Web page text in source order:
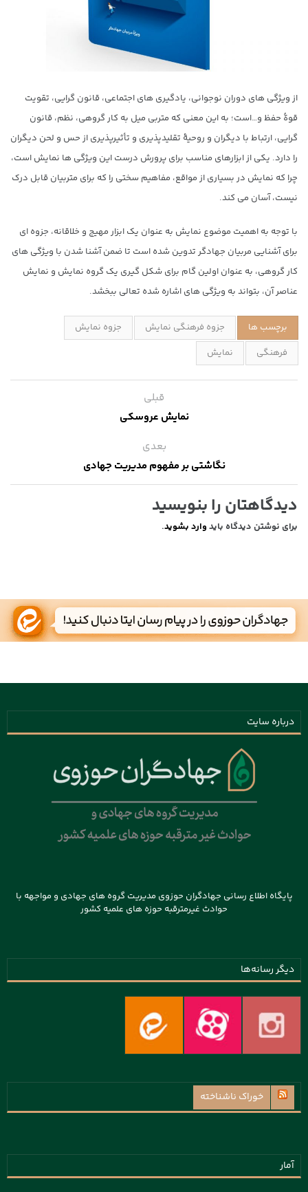
از ویژگی های دوران نوجوانی، یادگیری های اجتماعی، قانون گرایی، تقویت
قوۀ حفظ و…است؛ به این معنی که متربی میل به کار گروهی، نظم، قانون
گرایی، ارتباط با دیگران و روحیۀ تقلیدپذیری و تأثیرپذیری از حس و لحن دیگران
را دارد. یکی از ابزارهای مناسب برای پرورش درست این ویژگی ها نمایش است،
چرا که نمایش در بسیاری از مواقع، مفاهیم سختی را که برای متربیان قابل درک
نیست، آسان می کند.
با توجه به اهمیت موضوع نمایش به عنوان یک ابزار مهیج و خلاقانه، جزوه ای
برای آشنایی مربیان جهادگر تدوین شده است تا ضمن آشنا شدن با ویژگی های
کار گروهی، به عنوان اولین گام برای شکل گیری یک گروه نمایش و نمایش
عناصر آن، بتواند به ویژگی های اشاره شده تعالی ببخشد.
برچسب ها جزوه فرهنگی نمایش
جزوه نمایش
فرهنگی
نمایش
قبلی
نمایش عروسکی
بعدی
نگاشتی بر مفهوم مدیریت جهادی
دیدگاهتان را بنویسید
برای نوشتن دیدگاه باید وارد بشوید.
درباره سایت
پایگاه اطلاع رسانی جهادگران حوزوی مدیریت گروه های جهادی و مواجهه با
حوادث غیرمترقبه حوزه های علمیه کشور
دیگر رسانه‌ها
خوراک ناشناخته
آمار